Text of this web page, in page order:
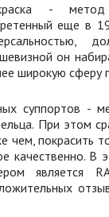
- метод
еще в
он
широкую сферу
суппортов -
При этом
чем, покрасить
качественно. В
является